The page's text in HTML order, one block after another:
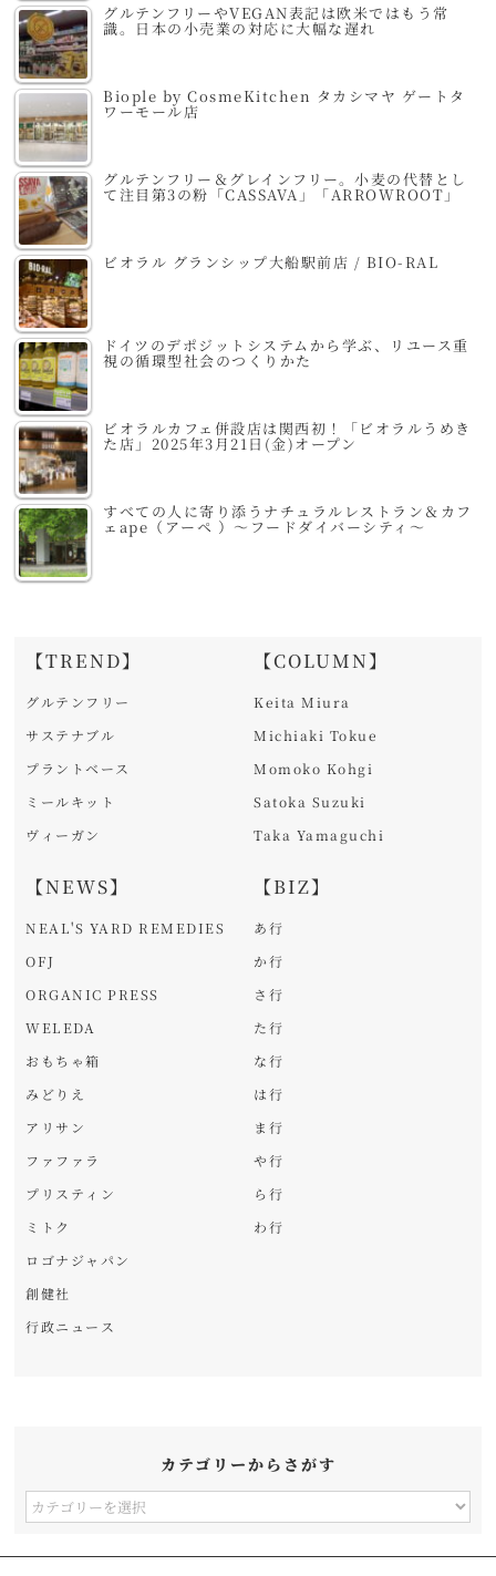
グルテンフリーやVEGAN表記は欧米ではもう常
識。日本の小売業の対応に大幅な遅れ
Biople by CosmeKitchen タカシマヤ ゲートタ
ワーモール店
グルテンフリー＆グレインフリー。小麦の代替とし
て注目第3の粉「CASSAVA」「ARROWROOT」
ビオラル グランシップ大船駅前店 / BIO-RAL
ドイツのデポジットシステムから学ぶ、リユース重
視の循環型社会のつくりかた
ビオラルカフェ併設店は関西初！「ビオラルうめき
た店」2025年3月21日(金)オープン
すべての人に寄り添うナチュラルレストラン＆カフ
ェape（アーペ ）～フードダイバーシティ～
【TREND】
グルテンフリー
サステナブル
プラントベース
ミールキット
ヴィーガン
【NEWS】
NEAL'S YARD REMEDIES
OFJ
ORGANIC PRESS
WELEDA
おもちゃ箱
みどりえ
アリサン
ファファラ
プリスティン
ミトク
ロゴナジャパン
創健社
行政ニュース
【COLUMN】
Keita Miura
Michiaki Tokue
Momoko Kohgi
Satoka Suzuki
Taka Yamaguchi
【BIZ】
あ行
か行
さ行
た行
な行
は行
ま行
や行
ら行
わ行
カテゴリーからさがす
カ